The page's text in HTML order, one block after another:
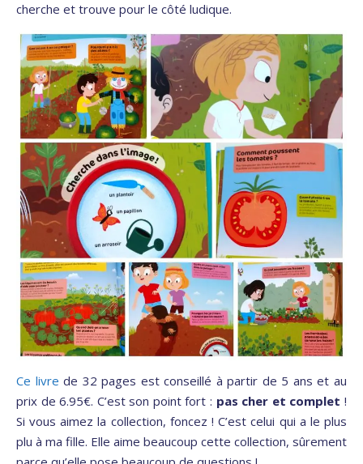
cherche et trouve pour le côté ludique.
Ce livrede 32 pages est conseillé à partir de 5 ans et au
prix de 6.95€. C’est son point fort : pas cher et complet !
Si vous aimez la collection, foncez ! C’est celui qui a le plus
plu à ma fille. Elle aime beaucoup cette collection, sûrement